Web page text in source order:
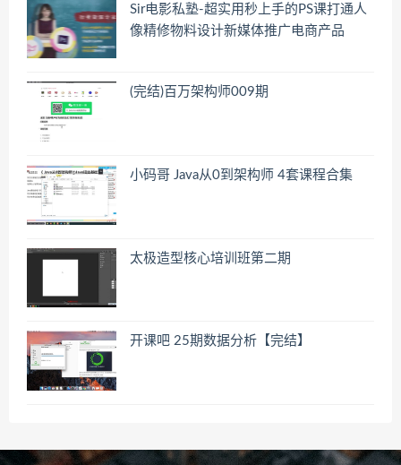
Sir电影私塾-超实用秒上手的PS课打通人
像精修物料设计新媒体推广电商产品
(完结)百万架构师009期
小码哥 Java从0到架构师 4套课程合集
太极造型核心培训班第二期
开课吧 25期数据分析【完结】